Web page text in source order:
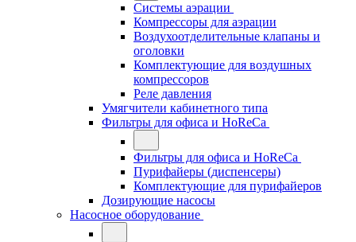
Системы аэрации
Компрессоры для аэрации
Воздухоотделительные клапаны и
оголовки
Комплектующие для воздушных
компрессоров
Реле давления
Умягчители кабинетного типа
Фильтры для офиса и HoReCa
Фильтры для офиса и HoReCa
Пурифайеры (диспенсеры)
Комплектующие для пурифайеров
Дозирующие насосы
Насосное оборудование